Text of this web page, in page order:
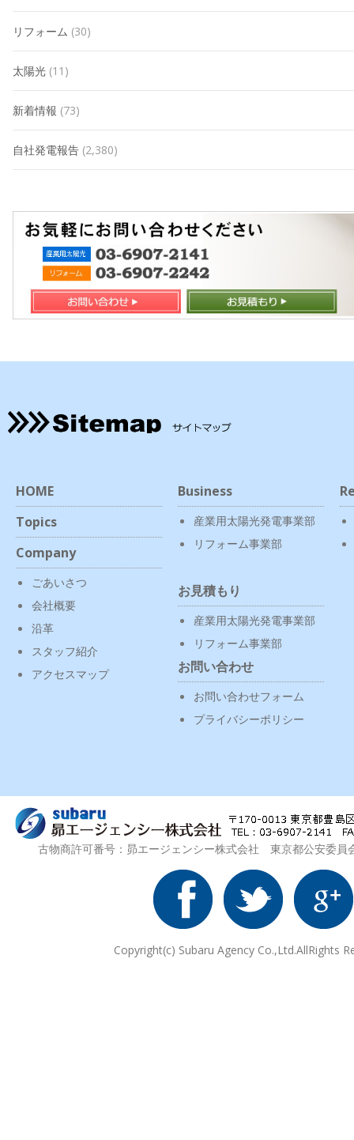
リフォーム (30)
太陽光 (11)
新着情報 (73)
自社発電報告 (2,380)
HOME
Topics
Company
ごあいさつ
会社概要
沿革
スタッフ紹介
アクセスマップ
Business
産業用太陽光発電事業部
リフォーム事業部
お見積もり
産業用太陽光発電事業部
リフォーム事業部
お問い合わせ
お問い合わせフォーム
プライバシーポリシー
古物商許可番号：昴エージェンシー株式会社 東京都公安委
Copyright(c) Subaru Agency Co.,Ltd.AllRights